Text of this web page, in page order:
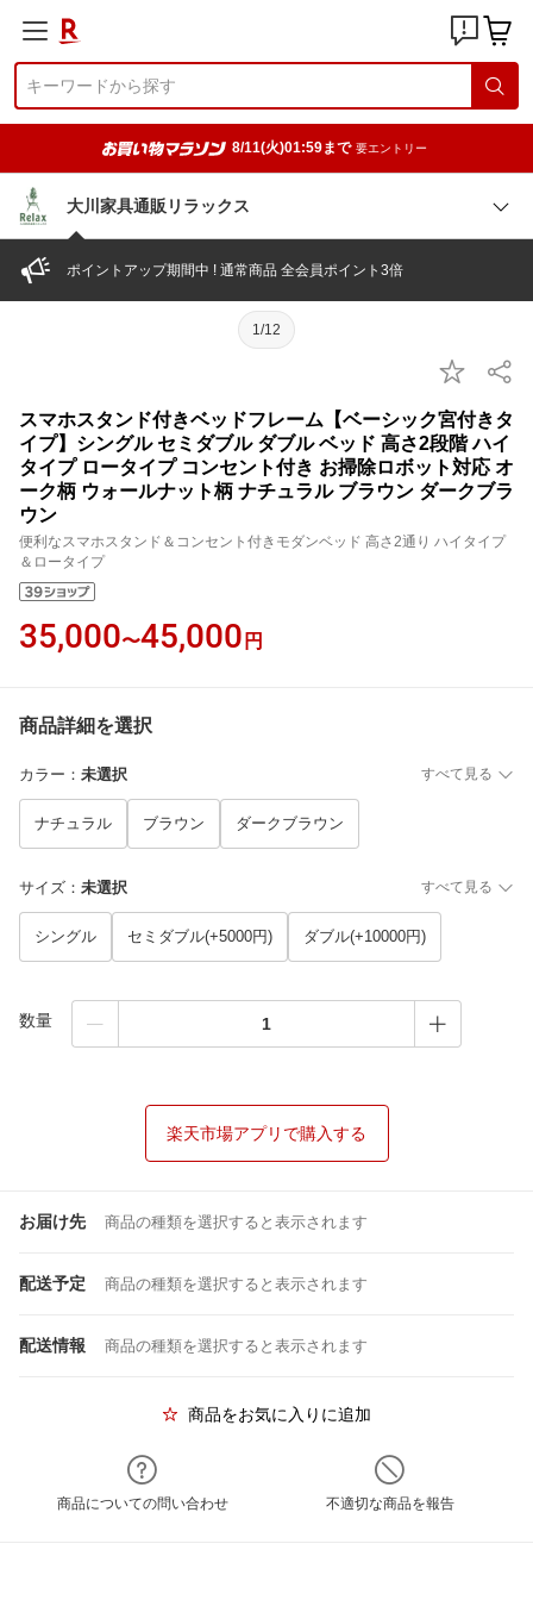
8/11(火)01:59まで 要エントリー
大川家具通販リラックス
ポイントアップ期間中 ! 通常商品 全会員ポイント3倍
1/12
スマホスタンド付きベッドフレーム【ベーシック宮付きタ
イプ】シングル セミダブル ダブル ベッド 高さ2段階 ハイ
タイプ ロータイプ コンセント付き お掃除ロボット対応 オ
ーク柄 ウォールナット柄 ナチュラル ブラウン ダークブラ
ウン
便利なスマホスタンド＆コンセント付きモダンベッド 高さ2通り ハイタイプ
＆ロータイプ
35,000〜45,000 円
商品詳細を選択
カラー ： 未選択 すべて見る
ナチュラル ブラウン ダークブラウン
サイズ ： 未選択 すべて見る
シングル セミダブル(+5000円) ダブル(+10000円)
数量
楽天市場アプリで購入する
お届け先 商品の種類を選択すると表示されます
配送予定 商品の種類を選択すると表示されます
配送情報 商品の種類を選択すると表示されます
商品をお気に入りに追加
商品についての問い合わせ 不適切な商品を報告